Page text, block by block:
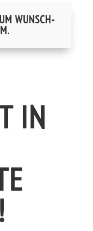
WUNSCH-
IN